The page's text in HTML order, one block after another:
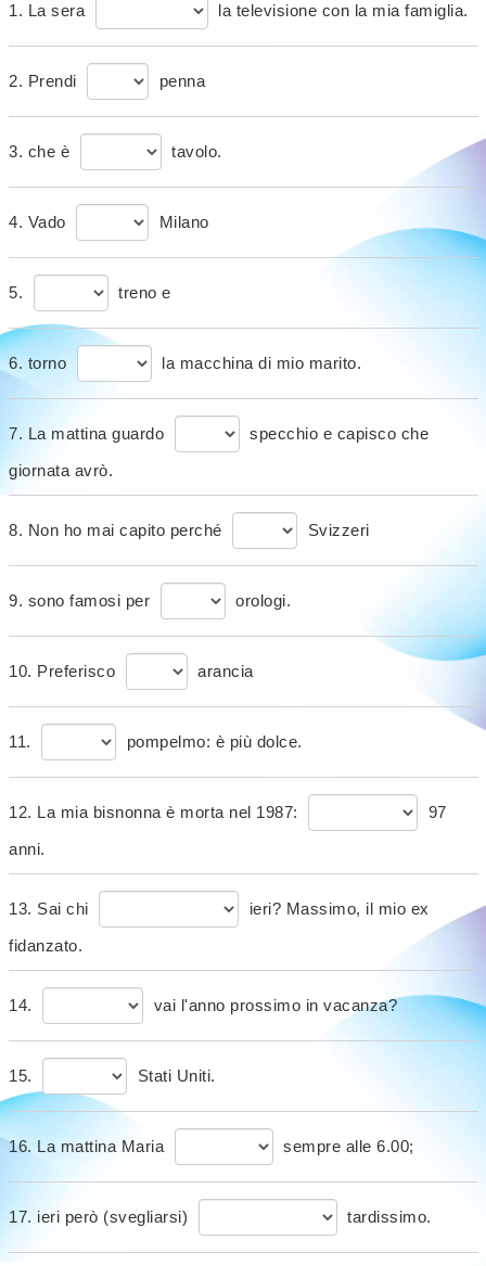
1. La sera la televisione con la mia famiglia.
2. Prendi penna
3. che è tavolo.
4. Vado Milano
5. treno e
6. torno la macchina di mio marito.
7. La mattina guardo
specchio e capisco che
giornata avrò.
8. Non ho mai capito perché Svizzeri
9. sono famosi per orologi.
10. Preferisco arancia
11. pompelmo: è più dolce.
12. La mia bisnonna è morta nel 1987:
97
anni.
13. Sai chi
ieri? Massimo, il mio ex
fidanzato.
14. vai l'anno prossimo in vacanza?
15. Stati Uniti.
16. La mattina Maria sempre alle 6.00;
17. ieri però (svegliarsi) tardissimo.